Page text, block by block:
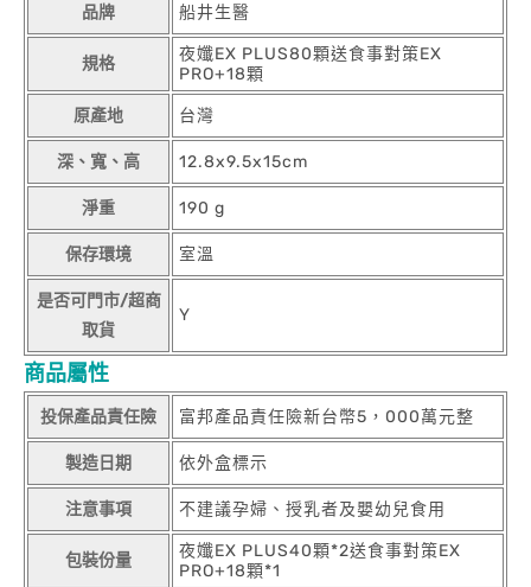
品牌 船井生醫
規格
夜孅EX PLUS80顆送食事對策EX
PRO+18顆
原產地 台灣
深、寬、高 12.8x9.5x15cm
淨重 190 g
保存環境 室溫
是否可門市/超商
取貨
Y
商品屬性
投保產品責任險 富邦產品責任險新台幣5，000萬元整
製造日期 依外盒標示
注意事項 不建議孕婦、授乳者及嬰幼兒食用
包裝份量
夜孅EX PLUS40顆*2送食事對策EX
PRO+18顆*1